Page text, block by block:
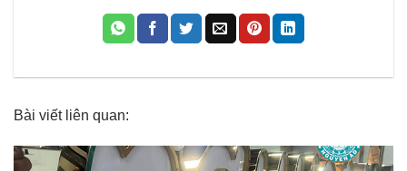
Bài viết liên quan: